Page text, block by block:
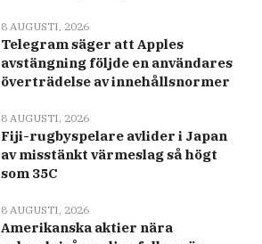
8 AUGUSTI, 2026
Telegram säger att Apples
avstängning följde en användares
överträdelse av innehållsnormer
8 AUGUSTI, 2026
Fiji-rugbyspelare avlider i Japan
av misstänkt värmeslag så högt
som 35C
8 AUGUSTI, 2026
Amerikanska aktier nära